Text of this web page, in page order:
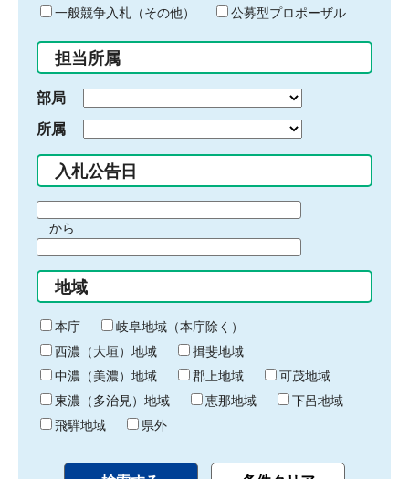
ド
入
力
一般競争入札（その他）
公募型プロポーザル
担当所属
部局
所属
入札公告日
間
始
り
から
間
終
わ
り
地域
本庁
岐阜地域（本庁除く）
西濃（大垣）地域
揖斐地域
中濃（美濃）地域
郡上地域
可茂地域
東濃（多治見）地域
恵那地域
下呂地域
飛騨地域
県外